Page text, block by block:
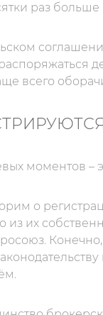
раз больше
всего
моментов –
о
из их
Конечно,